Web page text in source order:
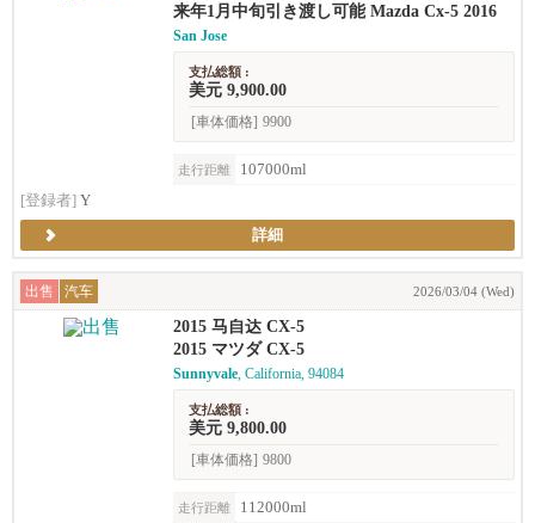
来年1月中旬引き渡し可能 Mazda Cx-5 2016
San Jose
支払総額 :
美元 9,900.00
[車体価格] 9900
走行距離
107000ml
[登録者] Y
詳細
出售 汽车 2026/03/04 (Wed)
2015 马自达 CX-5
2015 マツダ CX-5
Sunnyvale, California, 94084
支払総額 :
美元 9,800.00
[車体価格] 9800
走行距離 112000ml